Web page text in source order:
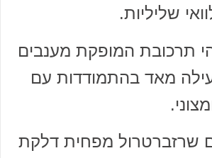
שליליות.
תרכובת המופקת מענבים
מאד בהתמודדות עם
שרזברטרול מפחית דלקת